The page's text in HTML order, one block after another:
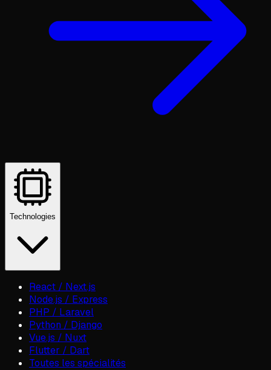
Technologies
React / Next.js
Node.js / Express
PHP / Laravel
Python / Django
Vue.js / Nuxt
Flutter / Dart
Toutes les spécialités